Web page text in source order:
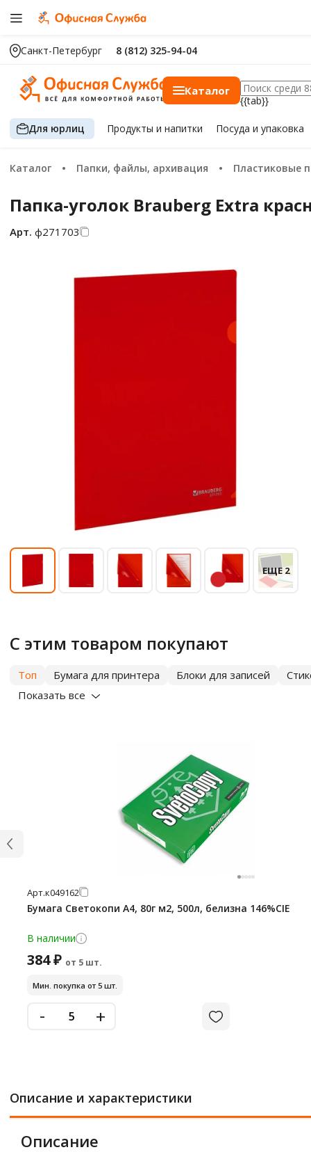
Санкт-Петербург 8 (812) 325-94-04
Каталог
{{tab}}
Для юрлиц Продуктыи напитки Посуда и упаковка
Каталог Папки, файлы, архивация Пластиковые
Папка-уголок Brauberg Extra
Арт. ф271703
ЕЩЕ 2
С этим товаром покупают
Топ Бумага для принтера Блоки для записей
Показать все
Арт.к049162
Бумага Светокопи А4, 80г м2, 500л, белизна 146%CIE
В наличии
384 ₽ от 5 шт.
Мин. покупка от 5 шт.
- +
Описание и характеристики
Описание